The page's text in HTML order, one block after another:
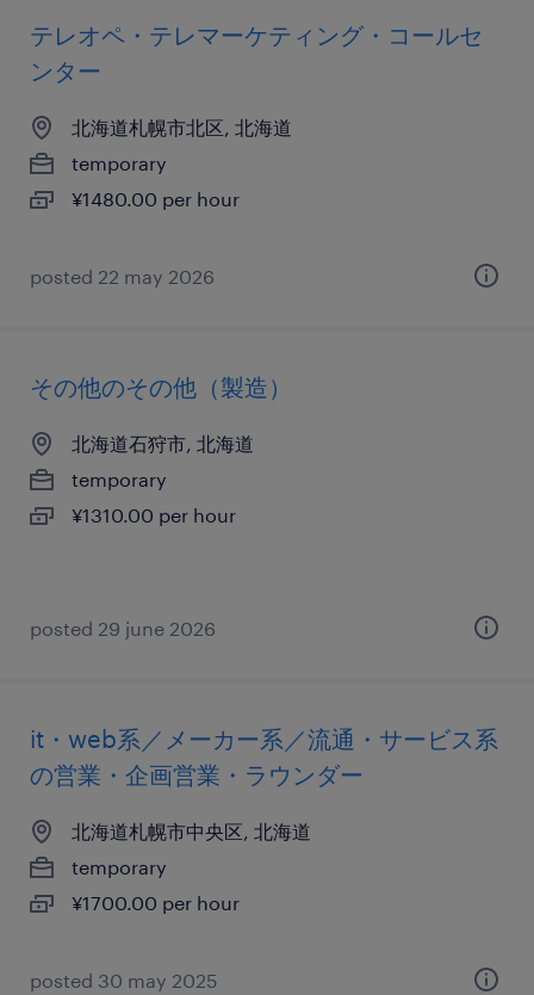
テレオペ・テレマーケティング・コールセ
ンター
北海道札幌市北区, 北海道
temporary
¥1480.00 per hour
posted 22 may 2026
その他のその他（製造）
北海道石狩市, 北海道
temporary
¥1310.00 per hour
posted 29 june 2026
it・web系／メーカー系／流通・サービス系
の営業・企画営業・ラウンダー
北海道札幌市中央区, 北海道
temporary
¥1700.00 per hour
posted 30 may 2025